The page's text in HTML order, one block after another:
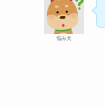
悩み犬